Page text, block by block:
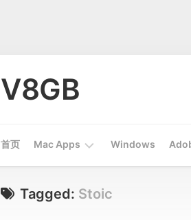
V8GB
首页 Mac Apps
Apps
Windows
Tagged: Stoic